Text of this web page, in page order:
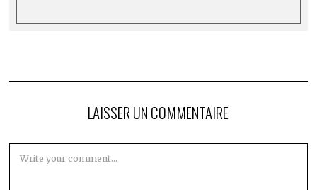
LAISSER UN COMMENTAIRE